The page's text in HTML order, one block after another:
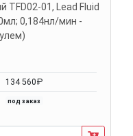
TFD02-01, Lead Fluid
0,184нл/мин -
134 560₽
под заказ